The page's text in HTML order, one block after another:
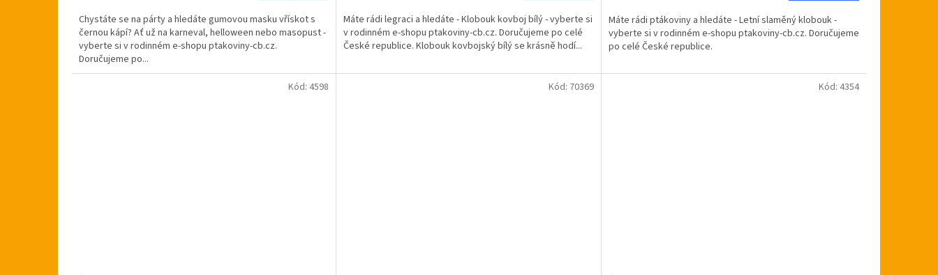
z
5
hvězdiček.
Chystáte se na párty a hledáte gumovou masku vřískot s
černou kápí? Ať už na karneval, helloween nebo masopust -
vyberte si v rodinném e-shopu ptakoviny-cb.cz.
Doručujeme po...
Máte rádi legraci a hledáte - Klobouk kovboj bílý - vyberte si
v rodinném e-shopu ptakoviny-cb.cz. Doručujeme po celé
České republice. Klobouk kovbojský bílý se krásně hodí...
Máte rádi ptákoviny a hledáte - Letní slaměný klobouk -
vyberte si v rodinném e-shopu ptakoviny-cb.cz. Doručujeme
po celé České republice.
Kód: 4598 Kód: 70369 Kód: 4354